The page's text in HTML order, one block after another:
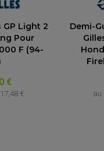
MOTO DUCATI
MOTO
MOTO KAWASAKI
MOTO KTM
MOTO MV
MOTO SUZUKI
MOTO TRIUMPH
DE CARDAN
QUAD
QUAD / SSV
DE CHAÎNE
DE CARDANS
CROSS ET
RAYON
GP Light 2
Pour
F (94-
€
€
Demi-
au